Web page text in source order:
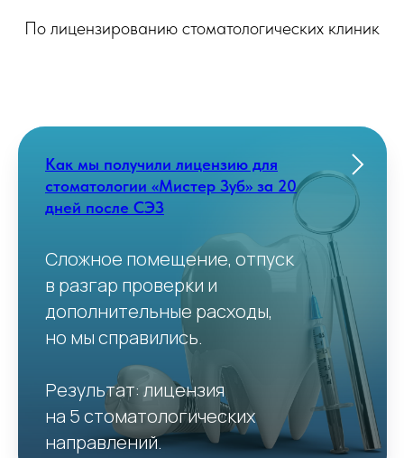
По лицензированию стоматологических клиник
Как мы получили лицензию для
стоматологии «Мистер Зуб» за 20
дней после СЭЗ
Сложное помещение, отпуск
в разгар проверки и
дополнительные расходы,
но мы справились.
Результат: лицензия
на 5 стоматологических
направлений.